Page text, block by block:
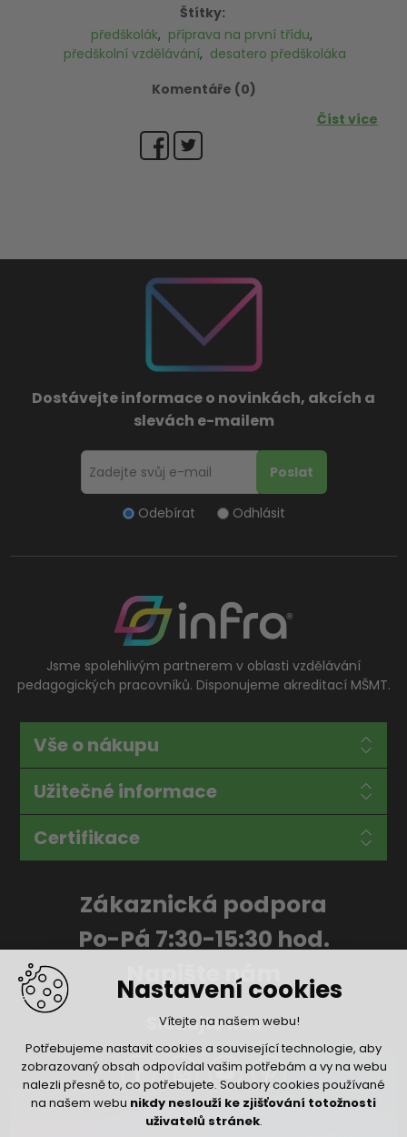
Nastavení cookies
Vítejte na našem webu!
Potřebujeme nastavit cookies a související technologie, aby
zobrazovaný obsah odpovídal vašim potřebám a vy na webu
nalezli přesně to, co potřebujete. Soubory cookies používané
na našem webu nikdy neslouží ke zjišťování totožnosti
uživatelů stránek.
Štítky:
předškolák, příprava na první třídu,
předškolní vzdělávání, desatero předškoláka
Komentáře (0)
Číst více
Dostávejte informace o novinkách, akcích a
slevách e-mailem
Odebírat Odhlásit
Jsme spolehlivým partnerem v oblasti vzdělávání
pedagogických pracovníků. Disponujeme akreditací MŠMT.
Vše o nákupu
Užitečné informace
Certifikace
Zákaznická podpora
Po-Pá 7:30-15:30 hod.
Napište nám
Sledujte nás